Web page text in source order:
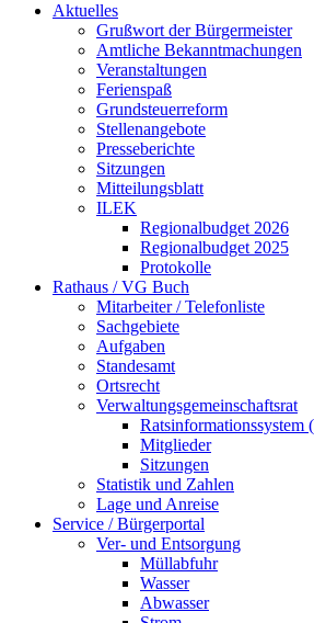
Aktuelles
Grußwort der Bürgermeister
Amtliche Bekanntmachungen
Veranstaltungen
Ferienspaß
Grundsteuerreform
Stellenangebote
Presseberichte
Sitzungen
Mitteilungsblatt
ILEK
Regionalbudget 2026
Regionalbudget 2025
Protokolle
Rathaus / VG Buch
Mitarbeiter / Telefonliste
Sachgebiete
Aufgaben
Standesamt
Ortsrecht
Verwaltungsgemeinschaftsrat
Ratsinformationssystem
Mitglieder
Sitzungen
Statistik und Zahlen
Lage und Anreise
Service / Bürgerportal
Ver- und Entsorgung
Müllabfuhr
Wasser
Abwasser